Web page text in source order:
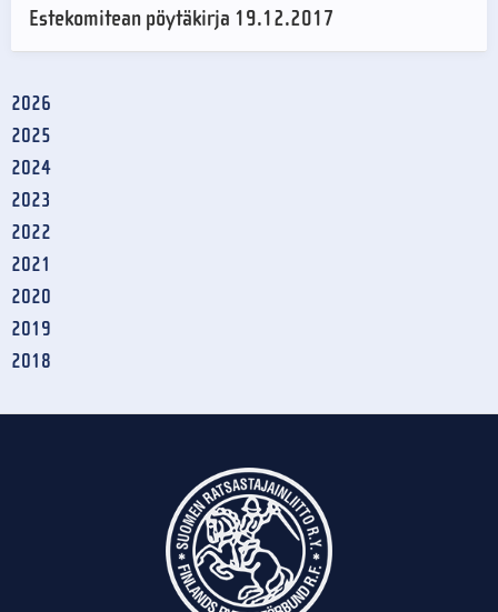
Estekomitean pöytäkirja 19.12.2017
2026
2025
2024
2023
2022
2021
2020
2019
2018